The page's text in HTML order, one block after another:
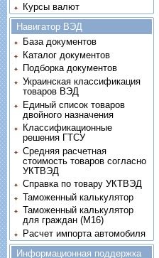
Курсы валют
Навигатор ВЭД
База документов
Каталог документов
Подборка документов
Украинская классификация
товаров ВЭД
Единый список товаров
двойного назначения
Классификационные
решения ГТСУ
Средняя расчетная
стоимость товаров согласно
УКТВЭД
Справка по товару УКТВЭД
Таможенный калькулятор
Таможенный калькулятор
для граждан (M16)
Расчет импорта автомобиля
Информационная поддержка